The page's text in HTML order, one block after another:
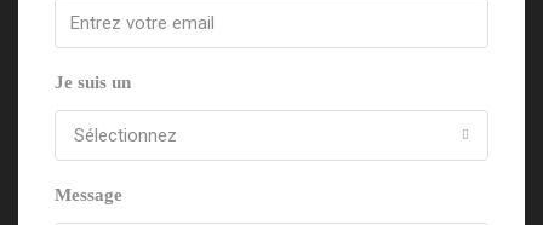
Je suis un
Sélectionnez
Message